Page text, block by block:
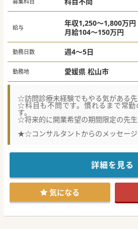
給与
年収1,250～1,800万円
月給104～150万円
勤務日数 週4～5日
勤務地 愛媛県 松山市
☆訪問診療未経験でもやる気がある先
☆科目も不問です。慣れるまで常勤
す。
☆将来的に開業希望の期間限定の先生
★☆コンサルタントからのメッセー
全国に複数クリニックを展開している
す。
他の訪問診療クリニックと比較して
詳細を見る
気になる